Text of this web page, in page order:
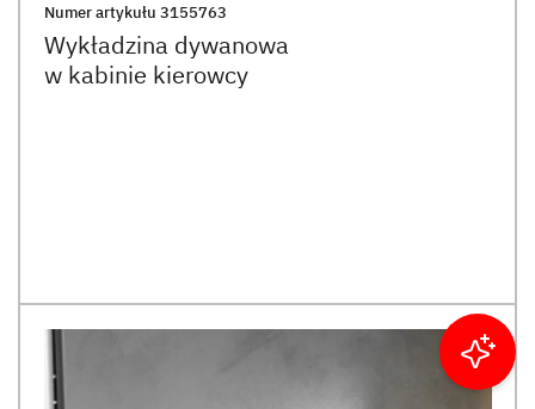
Numer artykułu 3155763
Wykładzina dywanowa
w kabinie kierowcy